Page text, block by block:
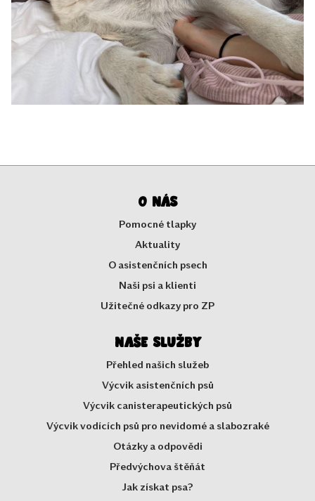
O nás
Pomocné tlapky
Aktuality
O asistenčních psech
Naši psi a klienti
Užitečné odkazy pro ZP
Naše služby
Přehled našich služeb
Výcvik asistenčních psů
Výcvik canisterapeutických psů
Výcvik vodících psů pro nevidomé a slabozraké
Otázky a odpovědi
Předvýchova štěňát
Jak získat psa?